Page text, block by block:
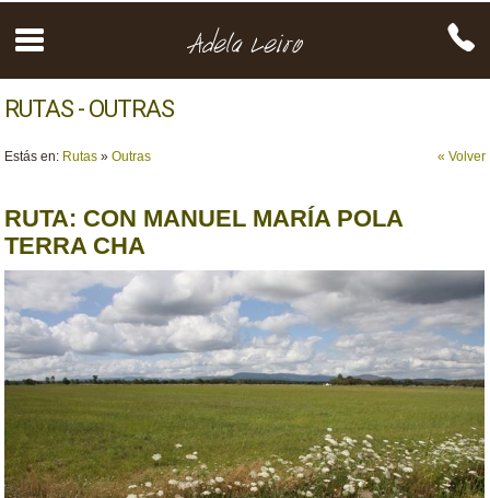
RUTAS - OUTRAS
« Volver
Estás en: Rutas »Outras
RUTA: CON MANUEL MARÍA POLA
TERRA CHA